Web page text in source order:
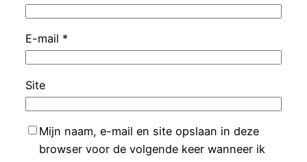
E-mail *
Site
Mijn naam, e-mail en site opslaan in deze
browser voor de volgende keer wanneer ik